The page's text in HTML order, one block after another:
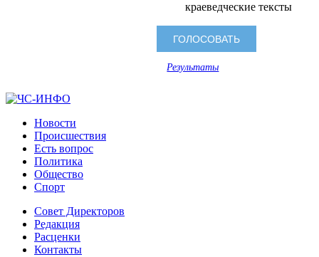
краеведческие тексты
Результаты
Новости
Происшествия
Есть вопрос
Политика
Общество
Спорт
Совет Директоров
Редакция
Расценки
Контакты